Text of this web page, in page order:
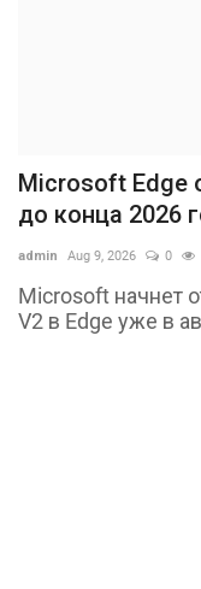
Microsoft Edge
до конца 2026
admin Aug 9, 2026 0
Microsoft начнет
V2 в Edge уже в